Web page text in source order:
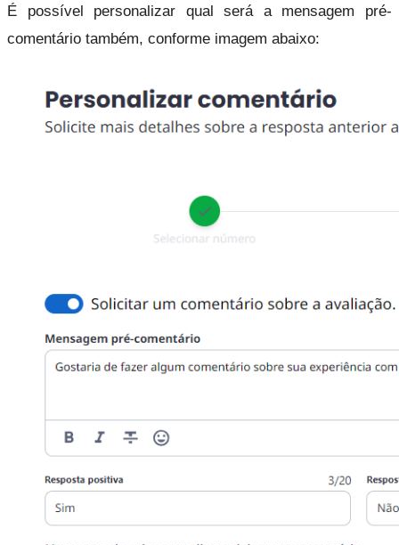
É possível personalizar qual será a mensagem pré-
comentário também, conforme imagem abaixo: